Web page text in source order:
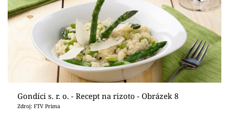
Design
Sledujte prima+
Přihlášení
Sledujte nás
Gondíci s. r. o. - Recept na rizoto - Obrázek 8
Zdroj: FTV Prima